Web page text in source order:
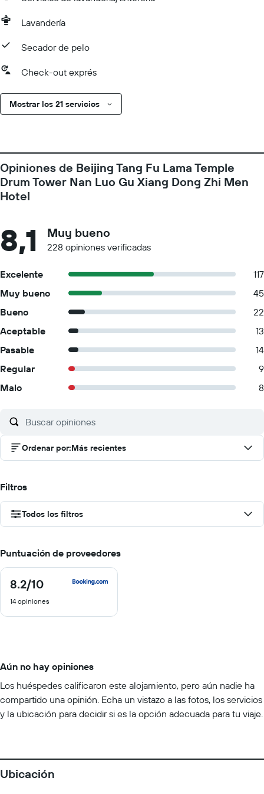
Lavandería
Secador de pelo
Check-out exprés
Mostrar los 21 servicios
Opiniones de Beijing Tang Fu Lama Temple
Drum Tower Nan Luo Gu Xiang Dong Zhi Men
Hotel
8,1 Muy bueno
228 opiniones verificadas
Excelente
117
Muy bueno
45
Bueno
22
Aceptable
13
Pasable
14
Regular
9
Malo
8
Ordenar por:Más recientes
Filtros
Todos los filtros
Puntuación de proveedores
8.2/10
8.2
10
14 opiniones
Aún no hay opiniones
Los huéspedes calificaron este alojamiento, pero aún nadie ha
compartido una opinión. Echa un vistazo a las fotos, los servicios
y la ubicación para decidir si es la opción adecuada para tu viaje.
Ubicación